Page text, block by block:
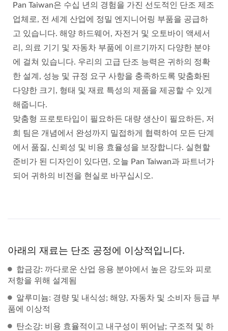
Pan Taiwan은 수십 년의 경험을 가진 선도적인 단조 제조
업체로, 전 세계 산업에 정밀 엔지니어링 부품을 공급하
고 있습니다. 해양 하드웨어, 자전거 및 오토바이 액세서
리, 의료 기기 및 자동차 부품에 이르기까지 다양한 분야
에 걸쳐 있습니다. 우리의 고급 단조 능력은 귀하의 정확
한 설계, 성능 및 규정 요구 사항을 충족하도록 맞춤화된
다양한 크기, 형태 및 재료 특성의 제품을 제공할 수 있게
해줍니다.
맞춤형 프로토타입이 필요하든 대량 생산이 필요하든, 저
희 팀은 개념에서 완성까지 밀접하게 협력하여 모든 단계
에서 품질, 신뢰성 및 비용 효율성을 보장합니다. 실현할
준비가 된 디자인이 있다면, 오늘 Pan Taiwan과 파트너가
되어 귀하의 비전을 현실로 바꾸십시오.
아래의 재료는 단조 공정에 이상적입니다.
합금강: 까다로운 산업 응용 분야에서 높은 강도와 피로
저항을 위해 설계됨
알루미늄: 경량 및 내식성; 해양, 자동차 및 소비자 등급 부
품에 이상적
탄소강: 비용 효율적이고 내구성이 뛰어남; 구조적 및 하